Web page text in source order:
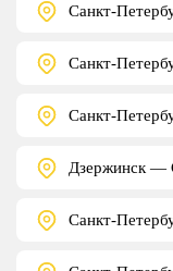
Санкт-
Санкт-
Санкт-
Дзержинск —
Санкт-